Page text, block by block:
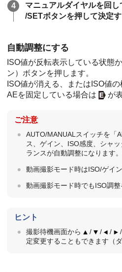
マニュアルダイヤルを回し
/SETボタンを押して決定す
自動調整にする
ISO値が反転表示している状態
ン）ボタンを押します。
ISO値が消える、またはISO値の
AEを固定している場合は
が
ご注意
AUTO/MANUALスイッチを「
ス、ゲイン、ISO感度、シャ
ランスが自動調整になります
動画撮影モード時はISO/ゲイ
動画撮影モード時でもISO調整
ヒント
撮影待機画面から / / /
定変更することもできます（